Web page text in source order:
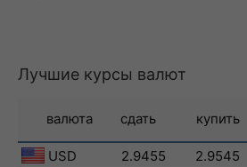
Лучшие курсы валют
валюта сдать купить
USD 2.9455 2.9545